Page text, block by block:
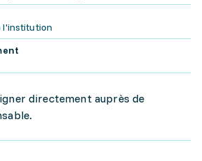
l'institution
directement auprès de